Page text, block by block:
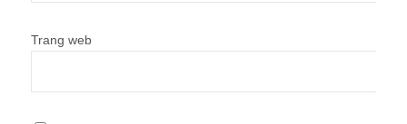
Trang web